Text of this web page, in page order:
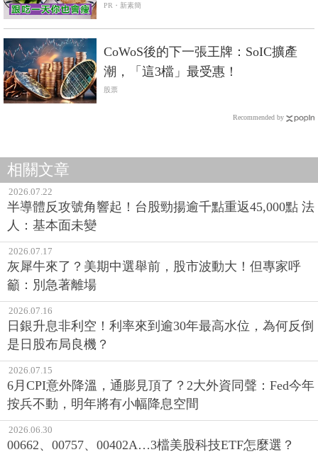
PR・新素簡
CoWoS後的下一張王牌：SoIC擴產
潮，「這3檔」最受惠！
股票
Recommended by
相關文章
2026.07.22
半導體反攻號角響起！台股勁揚逾千點重返45,000點 法
人：基本面未變
2026.07.17
灰犀牛來了？美期中選舉前，股市波動大！但專家呼
籲：別急著離場
2026.07.16
日銀升息非利空！利率來到逾30年最高水位，為何反倒
是日股布局良機？
2026.07.15
6月CPI意外降溫，通膨見頂了？2大外資同聲：Fed今年
按兵不動，明年將有小幅降息空間
2026.06.30
00662、00757、00402A…3檔美股科技ETF怎麼選？